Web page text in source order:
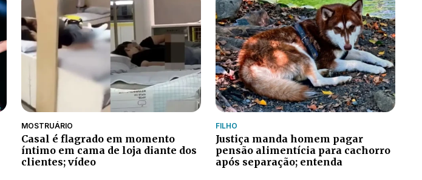
MOSTRUÁRIO
Casal é flagrado em momento
íntimo em cama de loja diante dos
clientes; vídeo
FILHO
Justiça manda homem pagar
pensão alimentícia para cachorro
após separação; entenda